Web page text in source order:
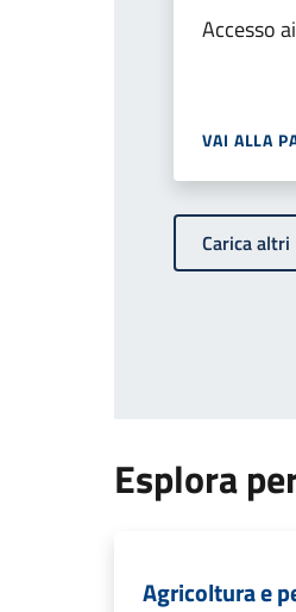
Accesso
VAI ALLA
Carica
Esplora
Agricoltura e